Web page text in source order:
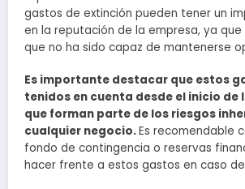
gastos de extinción pueden tener un
en la reputación de la empresa, ya que
que no ha sido capaz de mantenerse
Es importante destacar que estos
tenidos en cuenta desde el inicio de
que forman parte de los riesgos
cualquier negocio.Es recomendable
fondo de contingencia o reservas
hacer frente a estos gastos en caso